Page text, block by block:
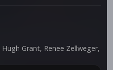
Hugh Grant, Renee Zellweger,